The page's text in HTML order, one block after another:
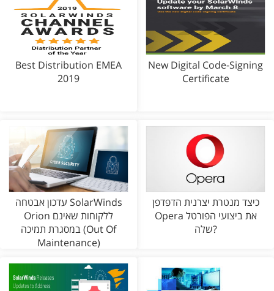
New Digital Code-Signing
Certificate
Best Distribution EMEA
2019
כיצד מנטרת יצרנית הדפדפן
Opera את ביצועי הפורטל
שלה?
עדכון אבטחה SolarWinds
Orion ללקוחות שאינם
במסגרת תמיכה (Out Of
Maintenance)